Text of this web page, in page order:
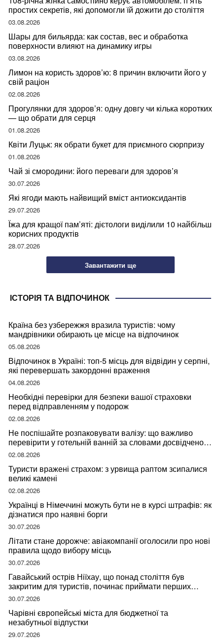
простих секретів, які допомогли їй дожити до століття
03.08.2026
Шары для бильярда: как состав, вес и обработка
поверхности влияют на динамику игры
03.08.2026
Лимон на користь здоров’ю: 8 причин включити його у
свій раціон
02.08.2026
Прогулянки для здоров’я: одну довгу чи кілька коротких
— що обрати для серця
01.08.2026
Квіти Луцьк: як обрати букет для приємного сюрпризу
01.08.2026
Чай зі смородини: його переваги для здоров’я
30.07.2026
Які ягоди мають найвищий вміст антиоксидантів
29.07.2026
Їжа для кращої пам’яті: дієтологи виділили 10 найбільш
корисних продуктів
28.07.2026
Завантажити ще
ІСТОРІЯ ТА ВІДПОЧИНОК
Країна без узбережжя вразила туристів: чому
мандрівники обирають це місце на відпочинок
05.08.2026
Відпочинок в Україні: топ-5 місць для відвідин у серпні,
які перевершать закордонні враження
04.08.2026
Необхідні перевірки для безпеки вашої страховки
перед відправленням у подорож
02.08.2026
Не поспішайте розпаковувати валізу: що важливо
перевірити у готельній ванній за словами досвідченої
мандрівниці
02.08.2026
Туристи вражені страхом: з урвища раптом зсипалися
великі камені
02.08.2026
Українці в Німеччині можуть бути не в курсі штрафів: як
дізнатися про наявні борги
30.07.2026
Літати стане дорожче: авіакомпанії оголосили про нові
правила щодо вибору місць
30.07.2026
Гавайський острів Ніїхау, що понад століття був
закритим для туристів, починає приймати перших
відвідувачів
30.07.2026
Чарівні європейські міста для бюджетної та
незабутньої відпустки
29.07.2026